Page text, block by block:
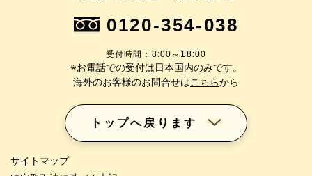
0120-354-038
受付時間：8:00～18:00
※お電話での受付は日本国内のみです。
海外のお客様のお問合せはこちらから
トップへ戻ります
サイトマップ